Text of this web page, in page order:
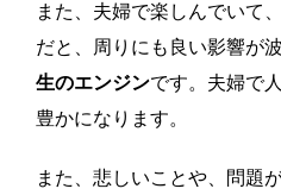
また、夫婦で楽しんでいて
だと、周りにも良い影響が
生のエンジンです。夫婦で
豊かになります。
また、悲しいことや、問題